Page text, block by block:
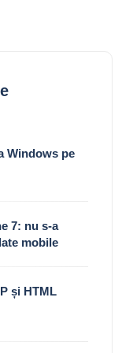
Windows pe
7: nu s-a
mobile
și HTML